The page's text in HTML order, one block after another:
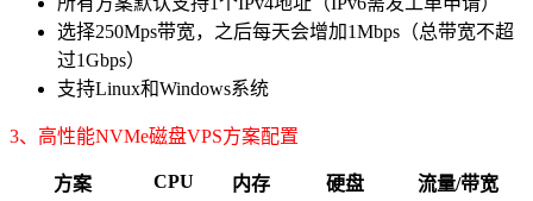
选择250Mps带宽，之后每天会增加1Mbps（总带宽不超
过1Gbps）
支持Linux和Windows系统
3、 高性能NVMe磁盘VPS方案配置
方案 CPU 内存 硬盘 流量/带宽